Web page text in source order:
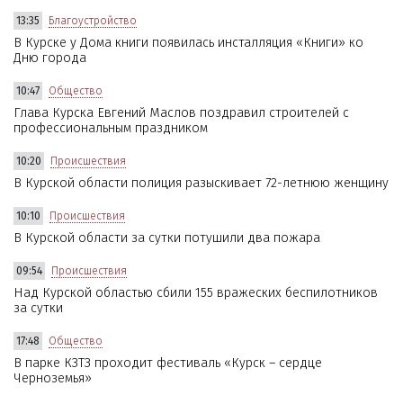
13:35 Благоустройство
В Курске у Дома книги появилась инсталляция «Книги» ко
Дню города
10:47 Общество
Глава Курска Евгений Маслов поздравил строителей с
профессиональным праздником
10:20 Происшествия
В Курской области полиция разыскивает 72-летнюю женщину
10:10 Происшествия
В Курской области за сутки потушили два пожара
09:54 Происшествия
Над Курской областью сбили 155 вражеских беспилотников
за сутки
17:48 Общество
В парке КЗТЗ проходит фестиваль «Курск – сердце
Черноземья»